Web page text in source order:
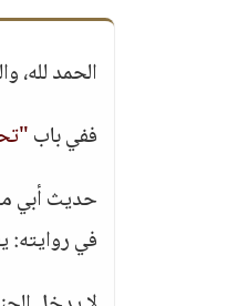
الحمد لله،
ففي باب
في روايته: